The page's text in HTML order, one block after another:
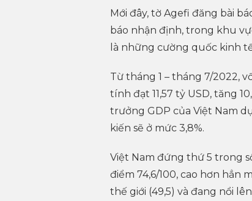
Mới đây, tờ Agefi đăng bài
báo nhận định, trong khu
là những cường quốc kinh
Từ tháng 1 – tháng 7/2022,
tính đạt 11,57 tỷ USD, tăng
trưởng GDP của Việt Nam
kiến sẽ ở mức 3,8%.
Việt Nam đứng thứ 5 trong
điểm 74,6/100, cao hơn
thế giới (49,5) và đang nổi